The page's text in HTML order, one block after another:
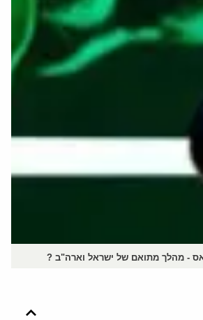
- מהלך מתואם של ישראל וארה"ב ?